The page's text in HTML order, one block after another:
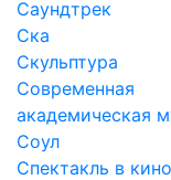
Саундтрек
Ска
Скульптура
Современная
академическая
Соул
Спектакль в кино